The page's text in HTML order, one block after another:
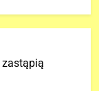
zastąpią